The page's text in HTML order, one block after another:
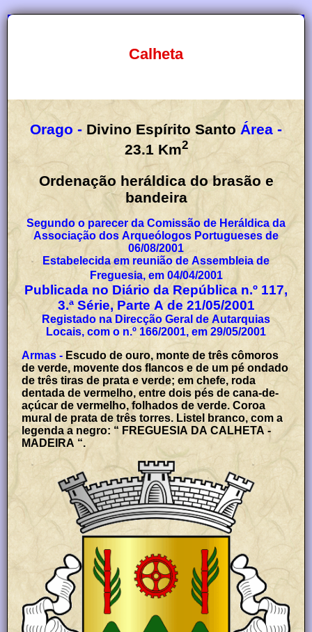
Calheta
Orago - Divino Espírito Santo Área -
23.1 Km2
Ordenação heráldica do brasão e
bandeira
Segundo o parecer da Comissão de Heráldica da
Associação dos Arqueólogos Portugueses de
06/08/2001
Estabelecida em reunião de Assembleia de
Freguesia, em 04/04/2001
Publicada no Diário da República n.º 117,
3.ª Série, Parte A de 21/05/2001
Registado na Direcção Geral de Autarquias
Locais, com o n.º 166/2001, em 29/05/2001
Armas - Escudo de ouro, monte de três cômoros
de verde, movente dos flancos e de um pé ondado
de três tiras de prata e verde; em chefe, roda
dentada de vermelho, entre dois pés de cana-de-
açúcar de vermelho, folhados de verde. Coroa
mural de prata de três torres. Listel branco, com a
legenda a negro: “ FREGUESIA DA CALHETA -
MADEIRA “.